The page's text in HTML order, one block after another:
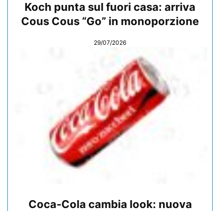
Koch punta sul fuori casa: arriva
Cous Cous “Go” in monoporzione
29/07/2026
Coca-Cola cambia look: nuova